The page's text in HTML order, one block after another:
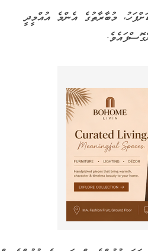
ވާލްޑް ކަޕްގެ ގަދަ 16 ގެ މެޗުތަކަށްފަހު، މުބާރާތުގެ އެންމެ އުއްމީދީ